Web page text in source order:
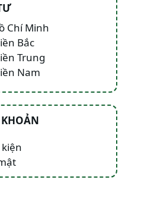
Chí Minh
Bắc
Trung
Nam